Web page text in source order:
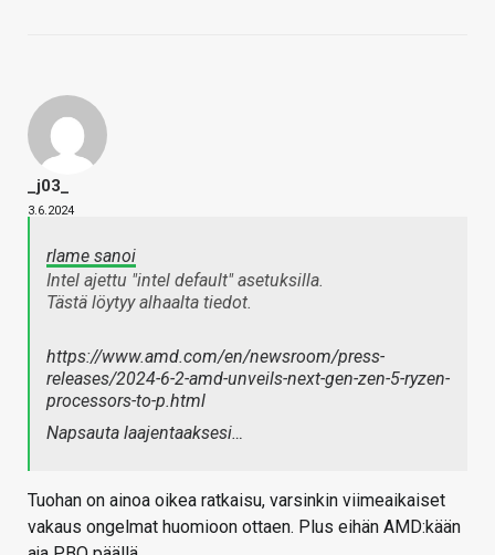
_j03_
3.6.2024
rlame sanoi
Intel ajettu "intel default" asetuksilla.
Tästä löytyy alhaalta tiedot.
https://www.amd.com/en/newsroom/press-
releases/2024-6-2-amd-unveils-next-gen-zen-5-ryzen-
processors-to-p.html
Napsauta laajentaaksesi…
Tuohan on ainoa oikea ratkaisu, varsinkin viimeaikaiset
vakaus ongelmat huomioon ottaen. Plus eihän AMD:kään